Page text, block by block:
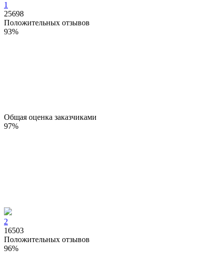
1
25698
Положительных отзывов
93%
Общая оценка заказчиками
97%
2
16503
Положительных отзывов
96%